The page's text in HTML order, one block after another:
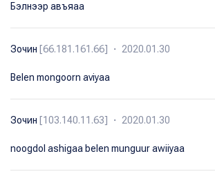
Бэлнээр авъяаа
Зочин [66.181.161.66] ・ 2020.01.30
Belen mongoorn aviyaa
Зочин [103.140.11.63] ・ 2020.01.30
noogdol ashigaa belen munguur awiiyaa